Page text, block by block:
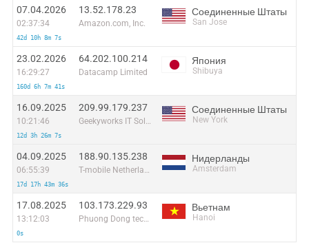
07.04.2026
02:37:34
42d 10h 8m 7s
13.52.178.23
Amazon.com, Inc.
Соединенные Штаты
San Jose
23.02.2026
16:29:27
160d 6h 7m 41s
64.202.100.214
Datacamp Limited
Япония
Shibuya
16.09.2025
10:21:46
12d 3h 26m 7s
209.99.179.237
Geekyworks IT Solutions Pvt Ltd
Соединенные Штаты
New York
04.09.2025
06:55:39
17d 17h 43m 36s
188.90.135.238
T-mobile Netherlands
Нидерланды
Amsterdam
17.08.2025
13:12:03
0s
103.173.229.93
Phuong Dong technology solution company limited
Вьетнам
Hanoi